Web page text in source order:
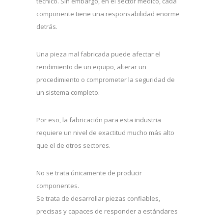
componente tiene una responsabilidad enorme
detrás.
Una pieza mal fabricada puede afectar el
rendimiento de un equipo, alterar un
procedimiento o comprometer la seguridad de
un sistema completo.
Por eso, la fabricación para esta industria
requiere un nivel de exactitud mucho más alto
que el de otros sectores.
No se trata únicamente de producir
componentes.
Se trata de desarrollar piezas confiables,
precisas y capaces de responder a estándares